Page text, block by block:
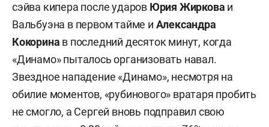
сэйва кипера после ударов Юрия Жиркова и
Вальбуэна в первом тайме и Александра
Кокорина в последний десяток минут, когда
«Динамо» пыталось организовать навал.
Звездное нападение «Динамо», несмотря на
обилие моментов, «рубинового» вратаря пробить
не смогло, а Сергей вновь подправил свою